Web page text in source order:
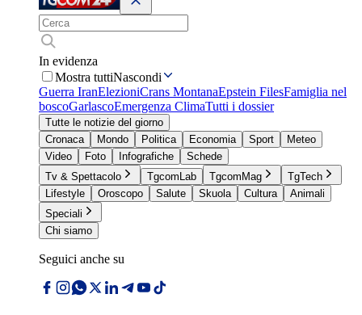
In evidenza
Mostra tuttiNascondi
Guerra IranElezioniCrans MontanaEpstein FilesFamiglia nel
boscoGarlascoEmergenza ClimaTutti i dossier
Tutte le notizie del giorno
Cronaca
Mondo Politica Economia Sport
Meteo
Video
Foto Infografiche
Schede
Tv & Spettacolo
TgcomLab TgcomMag
TgTech
Lifestyle
Oroscopo Salute Skuola Cultura
Animali
Speciali
Chi siamo
Seguici anche su